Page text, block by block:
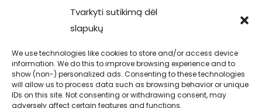
Tvarkyti sutikimą dėl
slapukų
We use technologies like cookies to store and/or access device
information. We do this to improve browsing experience and to
show (non-) personalized ads. Consenting to these technologies
will allow us to process data such as browsing behavior or unique
IDs on this site. Not consenting or withdrawing consent, may
adversely affect certain features and functions.
Kontaktai
info@bodyfoodas.lt
+370 600 77017